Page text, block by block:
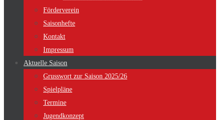
Förderverein
Saisonhefte
Kontakt
Impressum
Aktuelle Saison
Grusswort zur Saison 2025/26
Spielpläne
Termine
Jugendkonzept